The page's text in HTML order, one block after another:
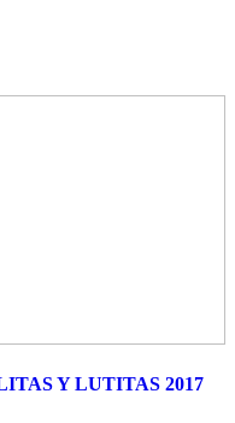
Y LUTITAS 2017